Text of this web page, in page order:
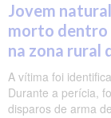
Jovem
morto dentro
na zona rural
A vítima foi
Durante a perícia,
disparos de arma